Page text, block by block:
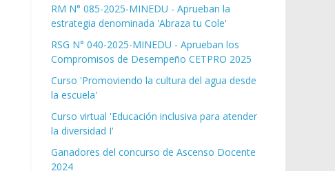
RM N° 085-2025-MINEDU - Aprueban la
estrategia denominada 'Abraza tu Cole'
RSG N° 040-2025-MINEDU - Aprueban los
Compromisos de Desempeño CETPRO 2025
Curso 'Promoviendo la cultura del agua desde
la escuela'
Curso virtual 'Educación inclusiva para atender
la diversidad I'
Ganadores del concurso de Ascenso Docente
2024